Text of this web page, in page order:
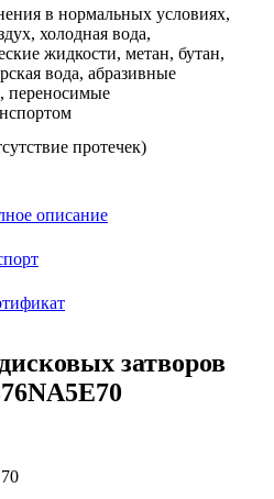
в нормальных условиях,
холодная вода,
жидкости, метан, бутан,
вода, абразивные
переносимые
протечек)
описание
затворов